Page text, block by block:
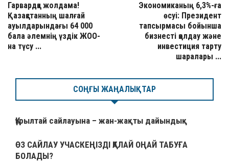
Гарвардқа жолдама!
Қазақстанның шалғай
ауылдарындағы 64 000
бала әлемнің үздік ЖОО-
на түсу ...
Экономиканың 6,3%-ға
өсуі: Президент
тапсырмасы бойынша
бизнесті қолдау және
инвестиция тарту
шаралары ...
СОҢҒЫ ЖАҢАЛЫҚТАР
Құрылтай сайлауына – жан-жақты дайындық
ӨЗ САЙЛАУ УЧАСКЕҢІЗДІ ҚАЛАЙ ОҢАЙ ТАБУҒА
БОЛАДЫ?